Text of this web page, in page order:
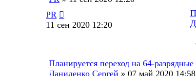
PR
11 сен 2020 12:20
Планируется переход на 64-
Даниленко Сергей » 07 май 2020 14:58